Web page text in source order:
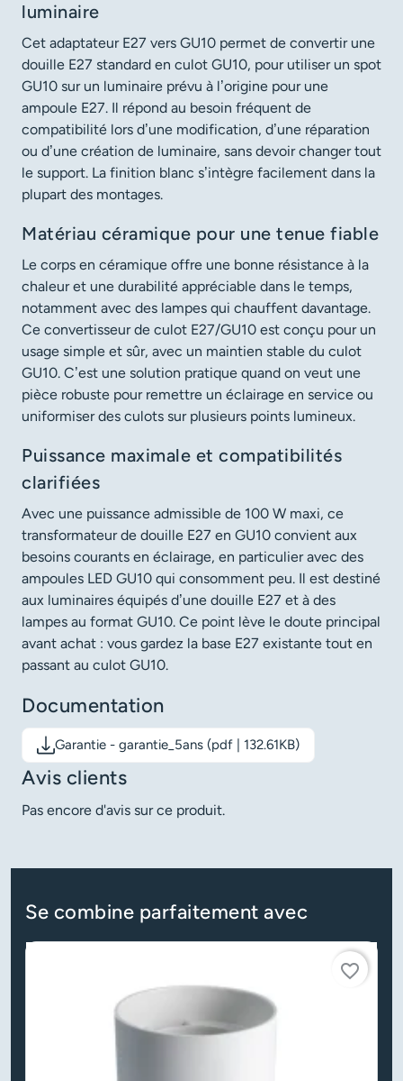
luminaire
Cet adaptateur E27 vers GU10 permet de convertir une
douille E27 standard en culot GU10, pour utiliser un spot
GU10 sur un luminaire prévu à l’origine pour une
ampoule E27. Il répond au besoin fréquent de
compatibilité lors d’une modification, d’une réparation
ou d’une création de luminaire, sans devoir changer tout
le support. La finition blanc s’intègre facilement dans la
plupart des montages.
Matériau céramique pour une tenue fiable
Le corps en céramique offre une bonne résistance à la
chaleur et une durabilité appréciable dans le temps,
notamment avec des lampes qui chauffent davantage.
Ce convertisseur de culot E27/GU10 est conçu pour un
usage simple et sûr, avec un maintien stable du culot
GU10. C’est une solution pratique quand on veut une
pièce robuste pour remettre un éclairage en service ou
uniformiser des culots sur plusieurs points lumineux.
Puissance maximale et compatibilités
clarifiées
Avec une puissance admissible de 100 W maxi, ce
transformateur de douille E27 en GU10 convient aux
besoins courants en éclairage, en particulier avec des
ampoules LED GU10 qui consomment peu. Il est destiné
aux luminaires équipés d’une douille E27 et à des
lampes au format GU10. Ce point lève le doute principal
avant achat : vous gardez la base E27 existante tout en
passant au culot GU10.
Documentation
Garantie - garantie_5ans (pdf | 132.61KB)
Télécharger le document: Garantie - garantie_5ans
Avis clients
Pas encore d'avis sur ce produit.
Se combine parfaitement avec
favorite_border